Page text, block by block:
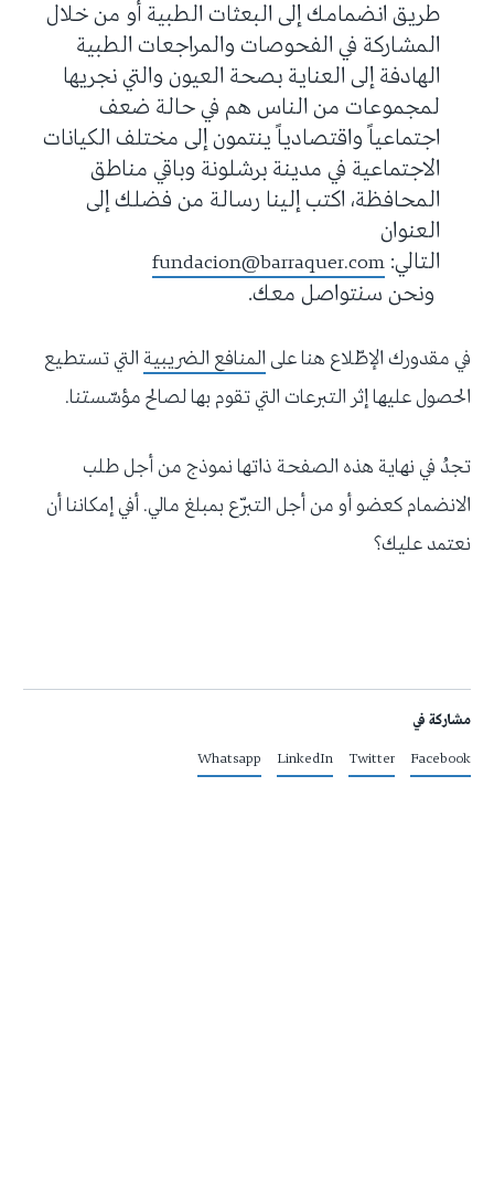
طريق انضمامك إلى البعثات الطبية أو من خلال
المشاركة في الفحوصات والمراجعات الطبية
الهادفة إلى العناية بصحة العيون والتي نجريها
لمجموعات من الناس هم في حالة ضعف
اجتماعياً واقتصادياً ينتمون إلى مختلف الكيانات
الاجتماعية في مدينة برشلونة وباقي مناطق
المحافظة، اكتب إلينا رسالة من فضلك إلى
العنوان
التالي: fundacion@barraquer.com
ونحن سنتواصل معك.
في مقدورك الإطّلاع هنا على المنافع الضريبيةالتي تستطيع
الحصول عليها إثر التبرعات التي تقوم بها لصالح مؤسّستنا.
تجدُ في نهاية هذه الصفحة ذاتها نموذج من أجل طلب
الانضمام كعضو أو من أجل التبرّع بمبلغ مالي. أفي إمكاننا أن
نعتمد عليك؟
مشاركة في
Facebook
Twitter
LinkedIn
Whatsapp